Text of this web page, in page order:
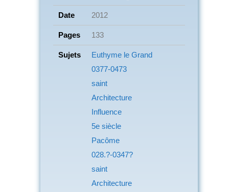
Date 2012
Pages 133
Sujets
Euthyme le Grand
0377-0473
saint
Architecture
Influence
5e siècle
Pacôme
028.?-0347?
saint
Architecture